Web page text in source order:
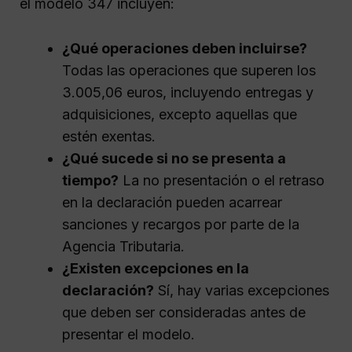
el modelo 347 incluyen:
¿Qué operaciones deben incluirse?
Todas las operaciones que superen los
3.005,06 euros, incluyendo entregas y
adquisiciones, excepto aquellas que
estén exentas.
¿Qué sucede si no se presenta a
tiempo? La no presentación o el retraso
en la declaración pueden acarrear
sanciones y recargos por parte de la
Agencia Tributaria.
¿Existen excepciones en la
declaración? Sí, hay varias excepciones
que deben ser consideradas antes de
presentar el modelo.